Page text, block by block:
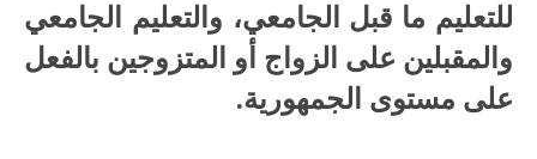
للتعليم ما قبل الجامعي، والتعليم الجامعي
والمقبلين على الزواج أو المتزوجين بالفعل
على مستوى الجمهورية.